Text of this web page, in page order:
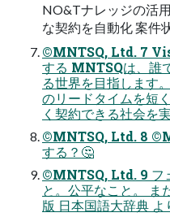
NO&Tナレッジの活
な契約を自動化 案件
©MNTSQ, Ltd. 7
する MNTSQは、誰
る世界を目指します
のリードタイムを短
く契約できる社会を
©MNTSQ, Ltd. 8
する？🤔
©MNTSQ, Ltd. 9 フ
と。公平なこと。 ま
版 日本国語大辞典 よ